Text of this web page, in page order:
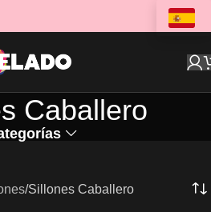
Caballero
Sillones Caballero